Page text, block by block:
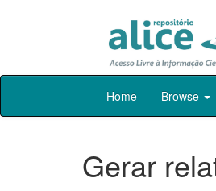
Skip
Home Browse
Gerar